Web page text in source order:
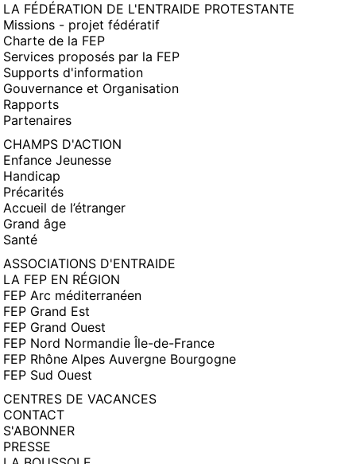
LA FÉDÉRATION DE L'ENTRAIDE PROTESTANTE
Missions - projet fédératif
Charte de la FEP
Services proposés par la FEP
Supports d'information
Gouvernance et Organisation
Rapports
Partenaires
CHAMPS D'ACTION
Enfance Jeunesse
Handicap
Précarités
Accueil de l’étranger
Grand âge
Santé
ASSOCIATIONS D'ENTRAIDE
LA FEP EN RÉGION
FEP Arc méditerranéen
FEP Grand Est
FEP Grand Ouest
FEP Nord Normandie Île-de-France
FEP Rhône Alpes Auvergne Bourgogne
FEP Sud Ouest
CENTRES DE VACANCES
CONTACT
S'ABONNER
PRESSE